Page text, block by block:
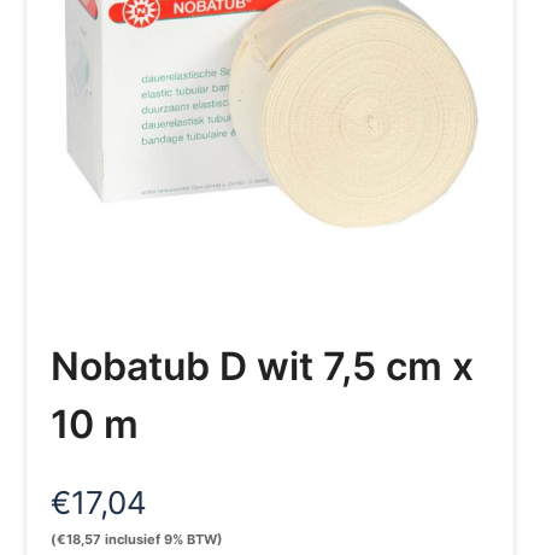
Nobatub D wit 7,5 cm x
10 m
€17,04
(€18,57 inclusief 9% BTW)